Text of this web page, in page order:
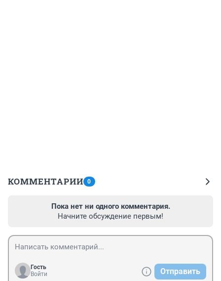
КОММЕНТАРИИ 0
Пока нет ни одного комментария.
Начните обсуждение первым!
Гость
Войти
Отправить